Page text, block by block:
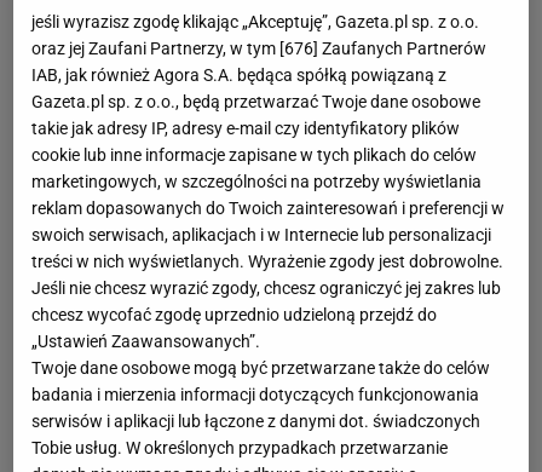
jeśli wyrazisz zgodę klikając „Akceptuję”, Gazeta.pl sp. z o.o.
oraz jej Zaufani Partnerzy, w tym [676] Zaufanych Partnerów
IAB, jak również Agora S.A. będąca spółką powiązaną z
Gazeta.pl sp. z o.o., będą przetwarzać Twoje dane osobowe
takie jak adresy IP, adresy e-mail czy identyfikatory plików
cookie lub inne informacje zapisane w tych plikach do celów
marketingowych, w szczególności na potrzeby wyświetlania
reklam dopasowanych do Twoich zainteresowań i preferencji w
swoich serwisach, aplikacjach i w Internecie lub personalizacji
treści w nich wyświetlanych. Wyrażenie zgody jest dobrowolne.
Jeśli nie chcesz wyrazić zgody, chcesz ograniczyć jej zakres lub
chcesz wycofać zgodę uprzednio udzieloną przejdź do
„Ustawień Zaawansowanych”.
Twoje dane osobowe mogą być przetwarzane także do celów
badania i mierzenia informacji dotyczących funkcjonowania
serwisów i aplikacji lub łączone z danymi dot. świadczonych
Tobie usług. W określonych przypadkach przetwarzanie